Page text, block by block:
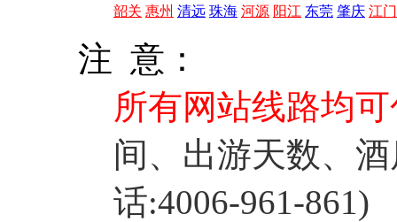
韶关 惠州 清远 珠海 河源 阳江 东莞 肇庆 江门
注 意：
所有网站线路均
间、出游天数、
话:4006-961-861)